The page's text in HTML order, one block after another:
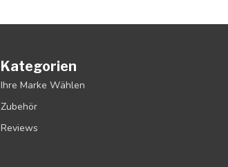
Kategorien
Ihre Marke Wählen
Zubehör
Reviews